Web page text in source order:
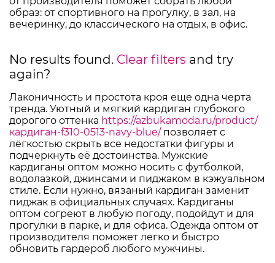
образ: от спортивного на прогулку, в зал, на
вечеринку, до классического на отдых, в офис.
No results found. Clear filters and try
again?
Лаконичность и простота кроя еще одна черта
тренда. Уютный и мягкий кардиган глубокого
дорогого оттенка https://azbukamoda.ru/product/
кардиган-f310-0513-navy-blue/позволяет с
лёгкостью скрыть все недостатки фигуры и
подчеркнуть её достоинства. Мужские
кардиганы оптом можно носить с футболкой,
водолазкой, джинсами и пиджаком в кэжуальном
стиле. Если нужно, вязаный кардиган заменит
пиджак в официальных случаях. Кардиганы
оптом согреют в любую погоду, подойдут и для
прогулки в парке, и для офиса. Одежда оптом от
производителя поможет легко и быстро
обновить гардероб любого мужчины.